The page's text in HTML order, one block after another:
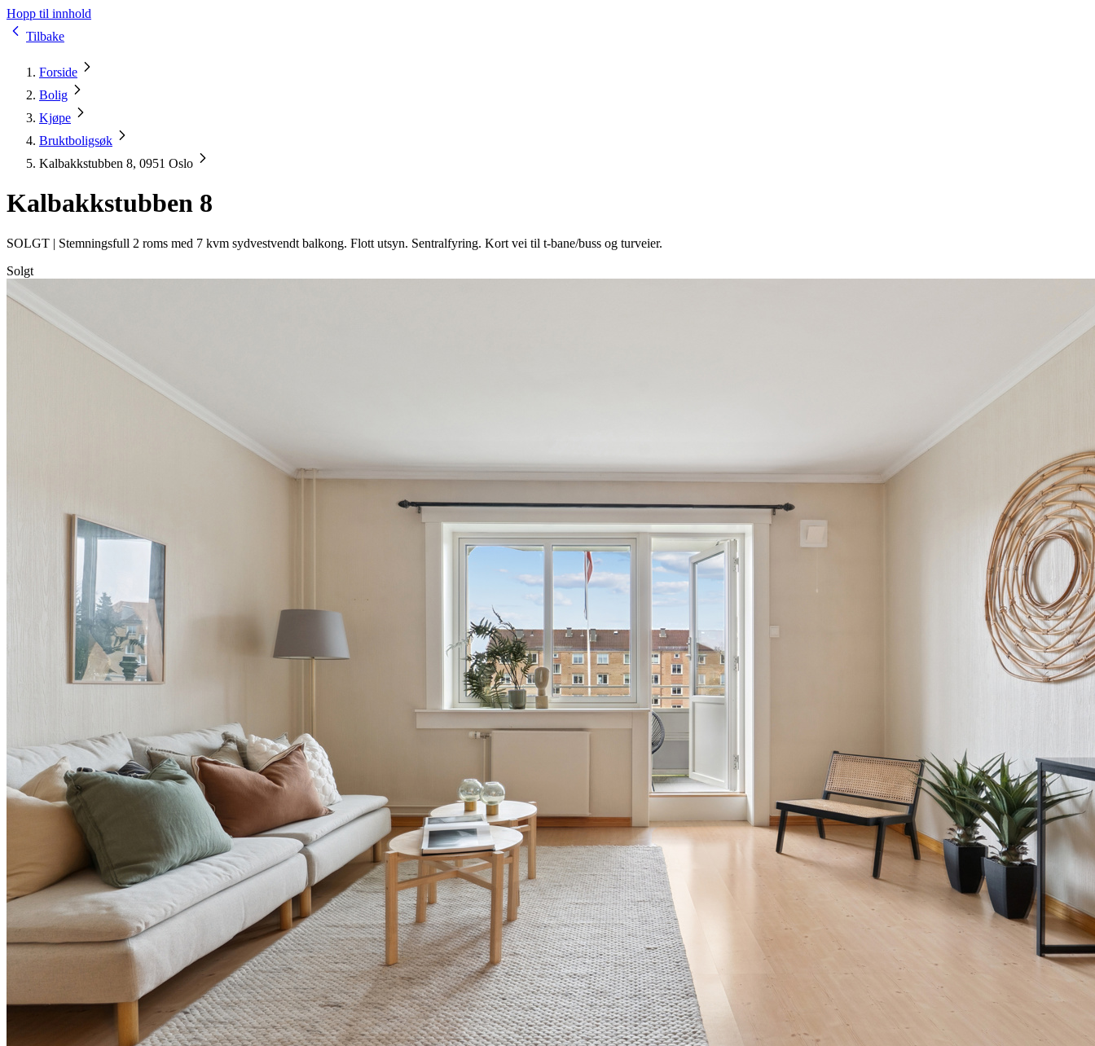
Hopp til innhold
Tilbake
Forside
Bolig
Kjøpe
Bruktboligsøk
Kalbakkstubben 8, 0951 Oslo
Kalbakkstubben 8
SOLGT | Stemningsfull 2 roms med 7 kvm sydvestvendt balkong. Flott utsyn. Sentralfyring. Kort vei til t-bane/buss og turveier.
Solgt